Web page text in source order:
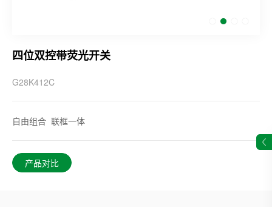
四位双控带荧光开关
G28K412C
自由组合 联框一体
产品对比